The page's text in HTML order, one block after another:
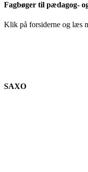
Fagbøger til pædagog-
Klik på forsiderne og læs
SAXO